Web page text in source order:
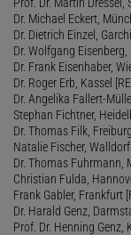
Dr. Michael Eckert,
Dr. Dietrich Einzel,
Dr. Wolfgang
Dr. Frank Eisenhaber,
Dr. Roger Erb, Kassel
Dr. Angelika Fallert-
Stephan Fichtner,
Dr. Thomas Filk,
Natalie Fischer,
Dr. Thomas Fuhrmann,
Christian Fulda,
Frank Gabler, Frankfurt
Dr. Harald Genz,
Prof. Dr. Henning Genz,